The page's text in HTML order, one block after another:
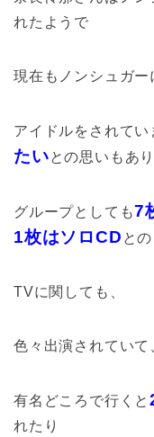
れたようで
現在もノンシュガー
アイドルをされてい
たいとの思いもあ
グループとしても7
1枚はソロCD との
TVに関しても、
色々出演されていて
有名どころで行くと
れたり